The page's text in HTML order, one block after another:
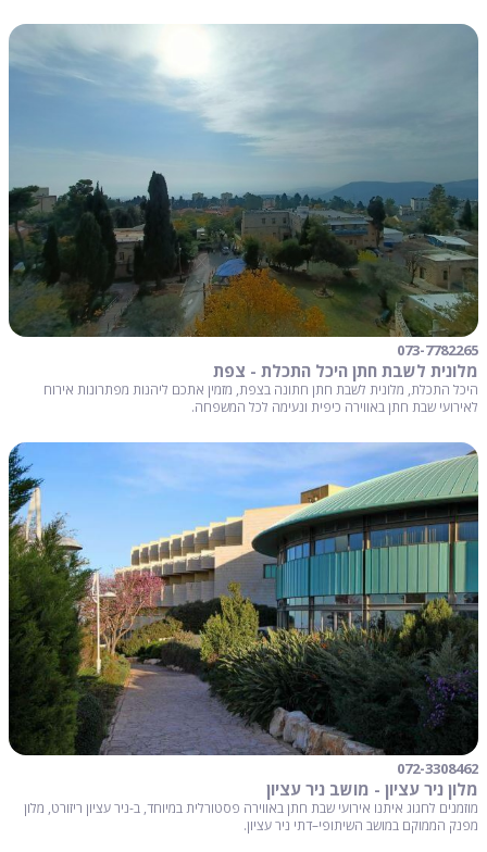
073-7782265
מלונית לשבת חתן היכל התכלת - צפת
היכל התכלת, מלונית לשבת חתן חתונה בצפת, מזמין אתכם ליהנות מפתרונות אירוח
לאירועי שבת חתן באווירה כיפית ונעימה לכל המשפחה.
072-3308462
מלון ניר עציון - מושב ניר עציון
מוזמנים לחגוג איתנו אירועי שבת חתן באווירה פסטורלית במיוחד, ב-ניר עציון ריזורט, מלון
מפנק הממוקם במושב השיתופי–דתי ניר עציון.